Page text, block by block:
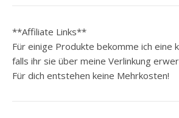
**Affiliate Links**
Für einige Produkte bekomme ich eine
falls ihr sie über meine Verlinkung
Für dich entstehen keine Mehrkosten!